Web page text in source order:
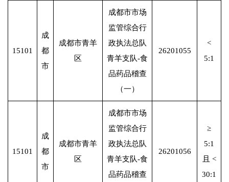
15101
成
都
市
成都市青羊
区
成都市市场
监管综合行
政执法总队
青羊支队-食
品药品稽查
（一）
26201055
<
5:1
15101
成
都
市
成都市青羊
区
成都市市场
监管综合行
政执法总队
青羊支队-食
品药品稽查
26201056
≥
5:1
且 <
30:1